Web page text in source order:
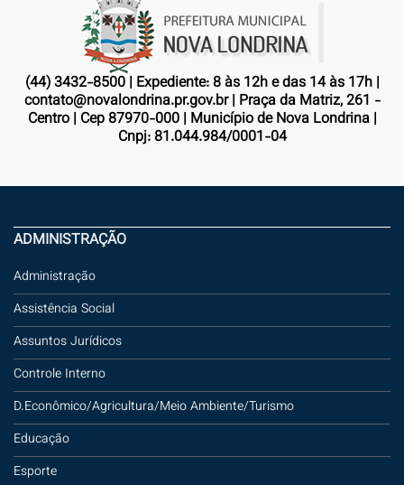
(44) 3432-8500 | Expediente: 8 às 12h e das 14 às 17h |
contato@novalondrina.pr.gov.br | Praça da Matriz, 261 -
Centro | Cep 87970-000 | Município de Nova Londrina |
Cnpj: 81.044.984/0001-04
ADMINISTRAÇÃO
Administração
Assistência Social
Assuntos Jurídicos
Controle Interno
D.Econômico/Agricultura/Meio Ambiente/Turismo
Educação
Esporte